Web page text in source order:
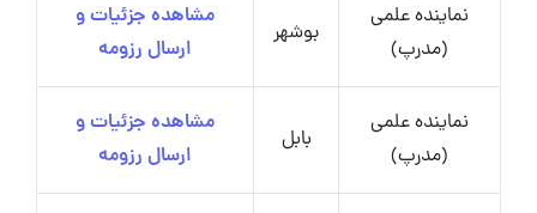
نماینده علمی
(مدرپ)
بوشهر
مشاهده جزئیات و
ارسال رزومه
نماینده علمی
(مدرپ)
بابل
مشاهده جزئیات و
ارسال رزومه